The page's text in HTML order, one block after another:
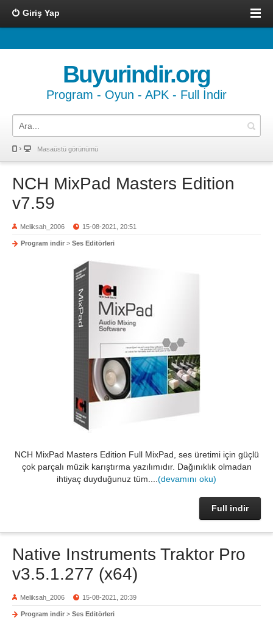
Giriş Yap
Buyurindir.org
Program - Oyun - APK - Full İndir
Masaüstü görünümü
NCH MixPad Masters Edition
v7.59
Meliksah_2006 15-08-2021, 20:51
Program indir > Ses Editörleri
NCH MixPad Masters Edition Full MixPad, ses üretimi için güçlü
çok parçalı müzik karıştırma yazılımıdır. Dağınıklık olmadan
ihtiyaç duyduğunuz tüm.... (devamını oku)
Full indir
Native Instruments Traktor Pro
v3.5.1.277 (x64)
Meliksah_2006 15-08-2021, 20:39
Program indir > Ses Editörleri